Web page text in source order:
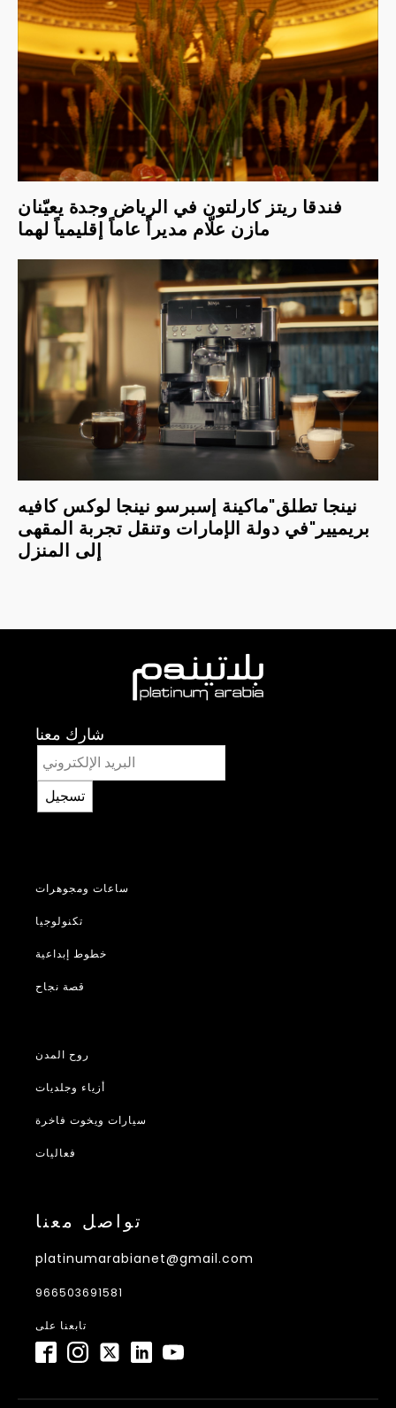
فندقا ريتز كارلتون في الرياض وجدة يعيّنان
مازن علّام مديراً عاماً إقليمياً لهما
نينجا تطلق"ماكينة إسبرسو نينجا لوكس كافيه
بريميير"في دولة الإمارات وتنقل تجربة المقهى
إلى المنزل
شارك معنا
تسجيل
ساعات ومجوهرات
تكنولوجيا
خطوط إبداعية
قصة نجاح
روح المدن
أزياء وجلديات
سيارات ويخوت فاخرة
فعاليات
تواصل معنا
platinumarabianet@gmail.com
966503691581
تابعنا على